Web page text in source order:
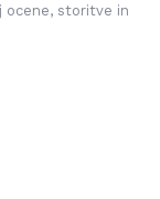
ocene, storitve in